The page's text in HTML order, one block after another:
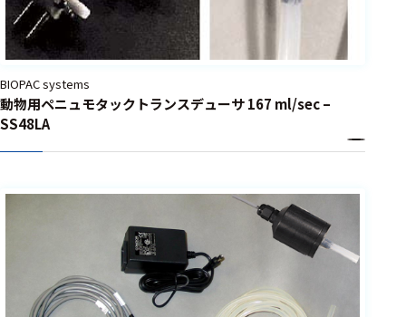
BIOPAC systems
動物用ペニュモタックトランスデューサ 167 ml/sec –
SS48LA